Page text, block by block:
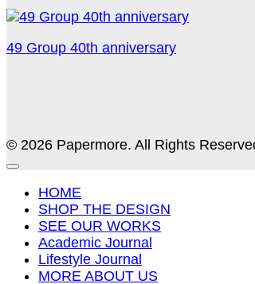
49 Group 40th anniversary
© 2026 Papermore. All Rights
HOME
SHOP THE DESIGN
SEE OUR WORKS
Academic Journal
Lifestyle Journal
MORE ABOUT US